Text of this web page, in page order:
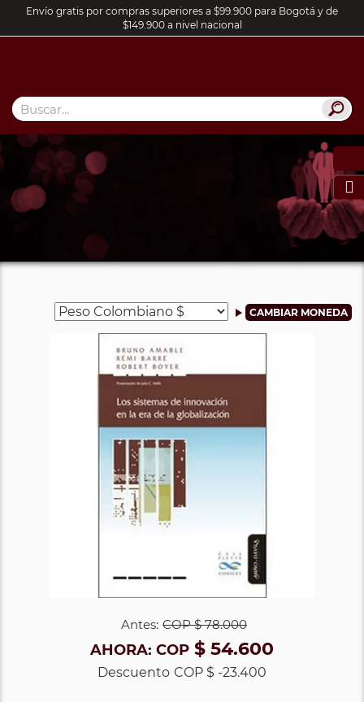
Envío gratis por compras superiores a $99.900 para Bogotá y de
$149.900 a nivel nacional

Antes: COP$ 78.000
AHORA: COP $ 54.600
Descuento COP $ -23.400